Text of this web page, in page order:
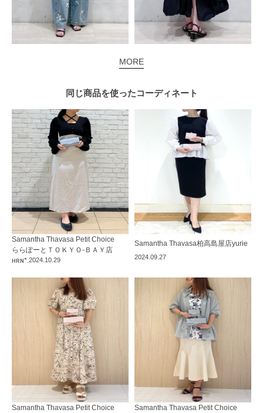
MORE
同じ商品を使ったコーディネート
2024.10.29
Samantha Thavasa Petit Choice
ららぽーとＴＯＫＹＯ-ＢＡＹ店
ʜʀɴ*.
2024.09.27
Samantha Thavasa柏高島屋店yurie
Samantha Thavasa Petit Choice
Samantha Thavasa Petit Choice